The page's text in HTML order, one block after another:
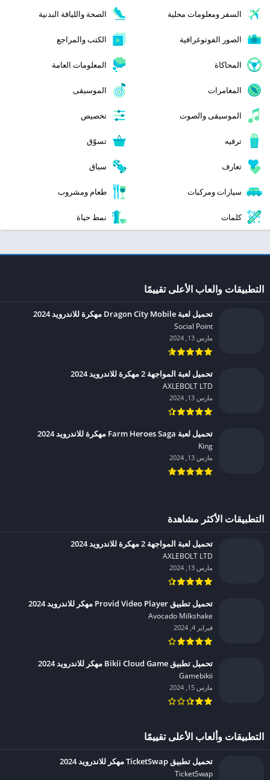
السفر ومعلومات محلية الصحة واللياقة البدنية
الصور الفوتوغرافية الكتب والمراجع
المحاكاة المعلومات العامة
المغامرات الموسيقى
الموسيقى والصوت تخصيص
ترفيه تسوّق
تعارف سباق
سيارات ومركبات طعام ومشروب
كلمات نمط حياة
التطبيقات والعاب الأعلى تقييمًا
تحميل لعبة Dragon City Mobile مهكرة للاندرويد 2024
Social Point‏
مارس 13, 2024
تحميل لعبة المواجهة 2 مهكرة للاندرويد 2024
AXLEBOLT LTD‏
مارس 13, 2024
تحميل لعبة Farm Heroes Saga مهكرة للاندرويد 2024
King‏
مارس 13, 2024
التطبيقات الأكثر مشاهدة
تحميل لعبة المواجهة 2 مهكرة للاندرويد 2024
AXLEBOLT LTD‏
مارس 13, 2024
تحميل تطبيق Provid Video Player مهكر للاندرويد 2024
Avocado Milkshake‏
فبراير 4, 2024
تحميل تطبيق Bikii Cloud Game مهكر للاندرويد 2024
Gamebikii‏
مارس 15, 2024
التطبيقات وألعاب الأعلى تقييمًا
تحميل تطبيق TicketSwap مهكر للاندرويد 2024
TicketSwap‏